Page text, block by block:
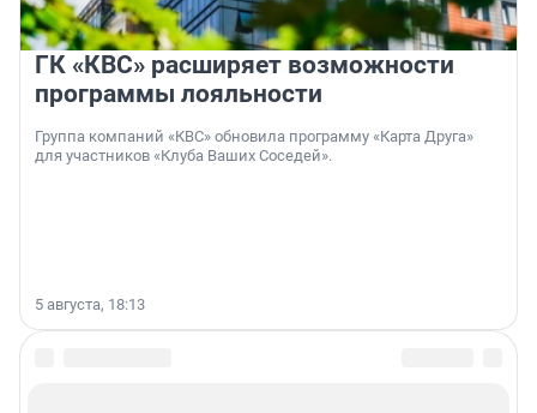
ГК «КВС» расширяет возможности
программы лояльности
Группа компаний «КВС» обновила программу «Карта Друга»
для участников «Клуба Ваших Соседей».
5 августа, 18:13